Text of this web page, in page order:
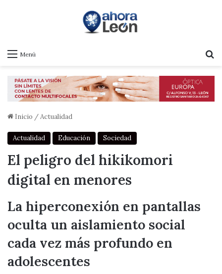
Menú
Inicio /Actualidad
Actualidad Educación Sociedad
El peligro del hikikomori
digital en menores
La hiperconexión en pantallas
oculta un aislamiento social
cada vez más profundo en
adolescentes